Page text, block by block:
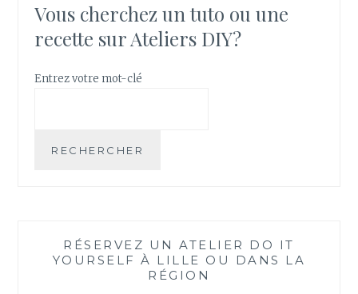
M
M
C
A
Vous cherchez un tuto ou une
recette sur Ateliers DIY?
Entrez votre mot-clé
RECHERCHER
RÉSERVEZ UN ATELIER DO IT
YOURSELF À LILLE OU DANS LA
RÉGION